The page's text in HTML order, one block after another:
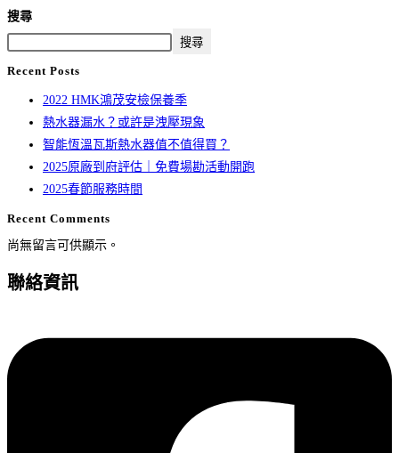
搜尋
搜尋
Recent Posts
2022 HMK鴻茂安檢保養季
熱水器漏水？或許是洩壓現象
智能恆溫瓦斯熱水器值不值得買？
2025原廠到府評估｜免費場勘活動開跑
2025春節服務時間
Recent Comments
尚無留言可供顯示。
聯絡資訊